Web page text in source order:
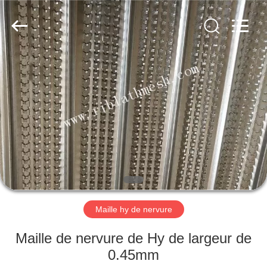
MAISON
DES
PRODUITS
AU
SUJET
DE
COUNTY
JIAFU
WIRE
MESH
MANUFACTURING
CO.,LTD.
All
Rights
Reserved.
Maille hy de nervure
Maille de nervure de Hy de largeur de
0.45mm